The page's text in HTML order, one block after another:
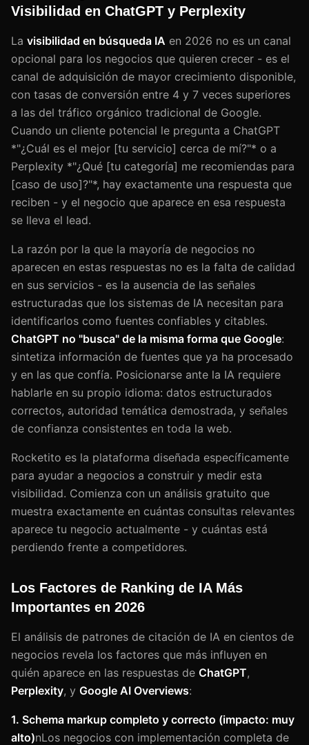
Visibilidad en ChatGPT y Perplexity
La visibilidad en búsqueda IA en 2026 no es un canal
opcional para los negocios que quieren crecer - es el
canal de adquisición de mayor crecimiento disponible,
con tasas de conversión entre 4 y 7 veces superiores
a las del tráfico orgánico tradicional de Google.
Cuando un cliente potencial le pregunta a ChatGPT
*"¿Cuál es el mejor [tu servicio] cerca de mí?"* o a
Perplexity *"¿Qué [tu categoría] me recomiendas para
[caso de uso]?"*, hay exactamente una respuesta que
reciben - y el negocio que aparece en esa respuesta
se lleva el lead.
La razón por la que la mayoría de negocios no
aparecen en estas respuestas no es la falta de calidad
en sus servicios - es la ausencia de las señales
estructuradas que los sistemas de IA necesitan para
identificarlos como fuentes confiables y citables.
ChatGPT no "busca" de la misma forma que Google:
sintetiza información de fuentes que ya ha procesado
y en las que confía. Posicionarse ante la IA requiere
hablarle en su propio idioma: datos estructurados
correctos, autoridad temática demostrada, y señales
de confianza consistentes en toda la web.
Rocketito es la plataforma diseñada específicamente
para ayudar a negocios a construir y medir esta
visibilidad. Comienza con un análisis gratuito que
muestra exactamente en cuántas consultas relevantes
aparece tu negocio actualmente - y cuántas está
perdiendo frente a competidores.
Los Factores de Ranking de IA Más
Importantes en 2026
El análisis de patrones de citación de IA en cientos de
negocios revela los factores que más influyen en
quién aparece en las respuestas de ChatGPT,
Perplexity, y Google AI Overviews:
1. Schema markup completo y correcto (impacto: muy
alto)nLos negocios con implementación completa de